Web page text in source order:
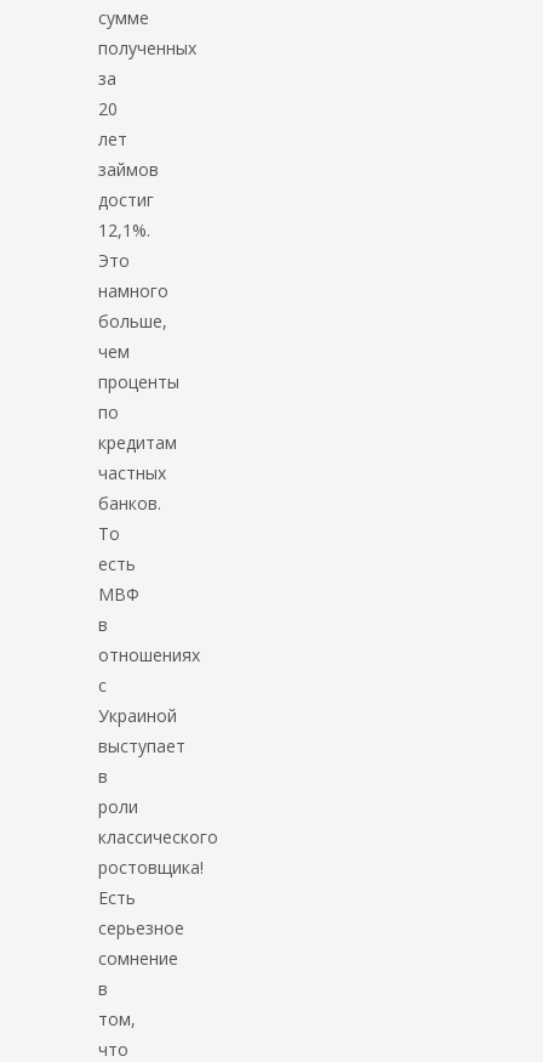
сумме
полученных
за
20
лет
займов
достиг
12,1%.
Это
намного
больше,
чем
проценты
по
кредитам
частных
банков.
То
есть
МВФ
в
отношениях
с
Украиной
выступает
в
роли
классического
ростовщика!
Есть
серьезное
сомнение
в
том,
что